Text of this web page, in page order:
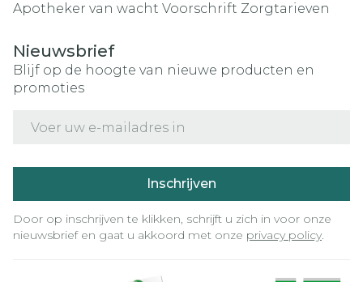
Apotheker van wacht Voorschrift Zorgtarieven
Nieuwsbrief
Blijf op de hoogte van nieuwe producten en
promoties
Inschrijven
Door op inschrijven te klikken, schrijft u zich in voor onze
nieuwsbrief en gaat u akkoord met onze privacy policy.